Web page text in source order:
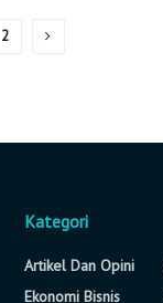
2
Kategori
Artikel Dan Opini
Ekonomi Bisnis